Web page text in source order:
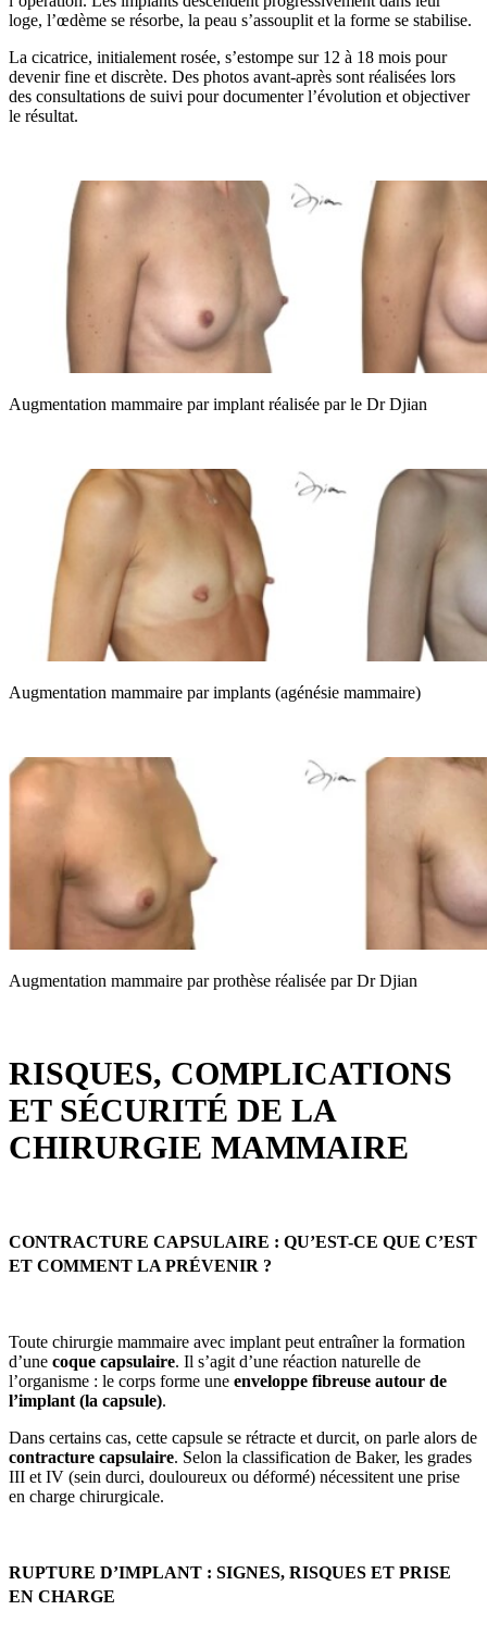
loge, l’œdème se résorbe, la peau s’assouplit et la forme se stabilise.
La cicatrice, initialement rosée, s’estompe sur 12 à 18 mois pour
devenir fine et discrète. Des photos avant-après sont réalisées lors
des consultations de suivi pour documenter l’évolution et objectiver
le résultat.
Augmentation mammaire par implant réalisée par le Dr Djian
Augmentation mammaire par implants (agénésie mammaire)
Augmentation mammaire par prothèse réalisée par Dr Djian
RISQUES, COMPLICATIONS
ET SÉCURITÉ DE LA
CHIRURGIE MAMMAIRE
CONTRACTURE CAPSULAIRE : QU’EST-CE QUE C’EST
ET COMMENT LA PRÉVENIR ?
Toute chirurgie mammaire avec implant peut entraîner la formation
d’une coque capsulaire. Il s’agit d’une réaction naturelle de
l’organisme : le corps forme une enveloppe fibreuse autour de
l’implant (la capsule).
Dans certains cas, cette capsule se rétracte et durcit, on parle alors de
contracture capsulaire. Selon la classification de Baker, les grades
III et IV (sein durci, douloureux ou déformé) nécessitent une prise
en charge chirurgicale.
RUPTURE D’IMPLANT : SIGNES, RISQUES ET PRISE
EN CHARGE